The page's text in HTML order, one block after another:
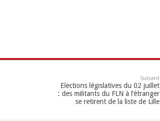
Suivant
Elections législatives du 02 juillet
: des militants du FLN à l’étranger
se retirent de la liste de Lille